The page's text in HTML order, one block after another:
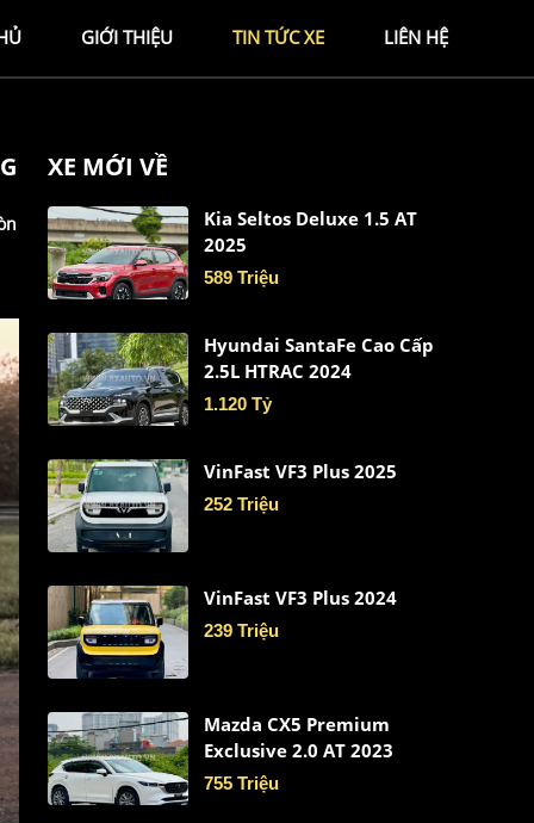
GIỚI THIỆU TIN TỨC XE LIÊN HỆ
XE MỚI VỀ
Kia Seltos Deluxe 1.5 AT
2025
589 Triệu
Hyundai SantaFe Cao Cấp
2.5L HTRAC 2024
1.120 Tỷ
VinFast VF3 Plus 2025
252 Triệu
VinFast VF3 Plus 2024
239 Triệu
Mazda CX5 Premium
Exclusive 2.0 AT 2023
755 Triệu